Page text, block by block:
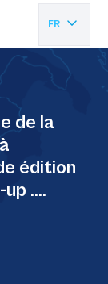
FR
de la
édition
….